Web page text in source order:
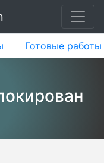
Готовые работы